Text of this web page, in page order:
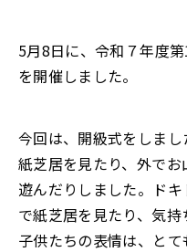
5月8日に、令和７年度
を開催しました。
今回は、開級式をしま
紙芝居を見たり、外で
遊んだりしました。ド
で紙芝居を見たり、気
子供たちの表情は、とて